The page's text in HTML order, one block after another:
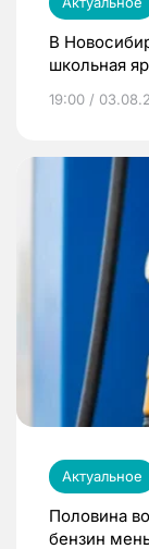
В
школьная
19:00 /
Актуальное
Половина
бензин